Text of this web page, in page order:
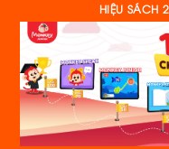
content
HIỆU SÁCH